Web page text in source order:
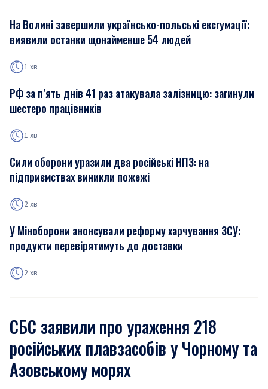
На Волині завершили українсько-польські ексгумації:
виявили останки щонайменше 54 людей
1 хв
РФ за п’ять днів 41 раз атакувала залізницю: загинули
шестеро працівників
1 хв
Сили оборони уразили два російські НПЗ: на
підприємствах виникли пожежі
2 хв
У Міноборони анонсували реформу харчування ЗСУ:
продукти перевірятимуть до доставки
2 хв
СБС заявили про ураження 218
російських плавзасобів у Чорному та
Азовському морях